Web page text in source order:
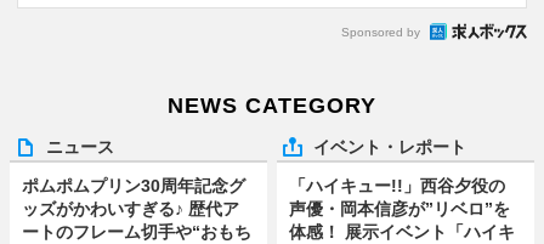
Sponsored by
NEWS CATEGORY
ニュース
ポムポムプリン30周年記念グ
ッズがかわいすぎる♪ 歴代ア
ートのフレーム切手や“おもち
イベント・レポート
「ハイキュー!!」西谷夕役の
声優・岡本信彦が”リベロ”を
体感！ 展示イベント「ハイキ